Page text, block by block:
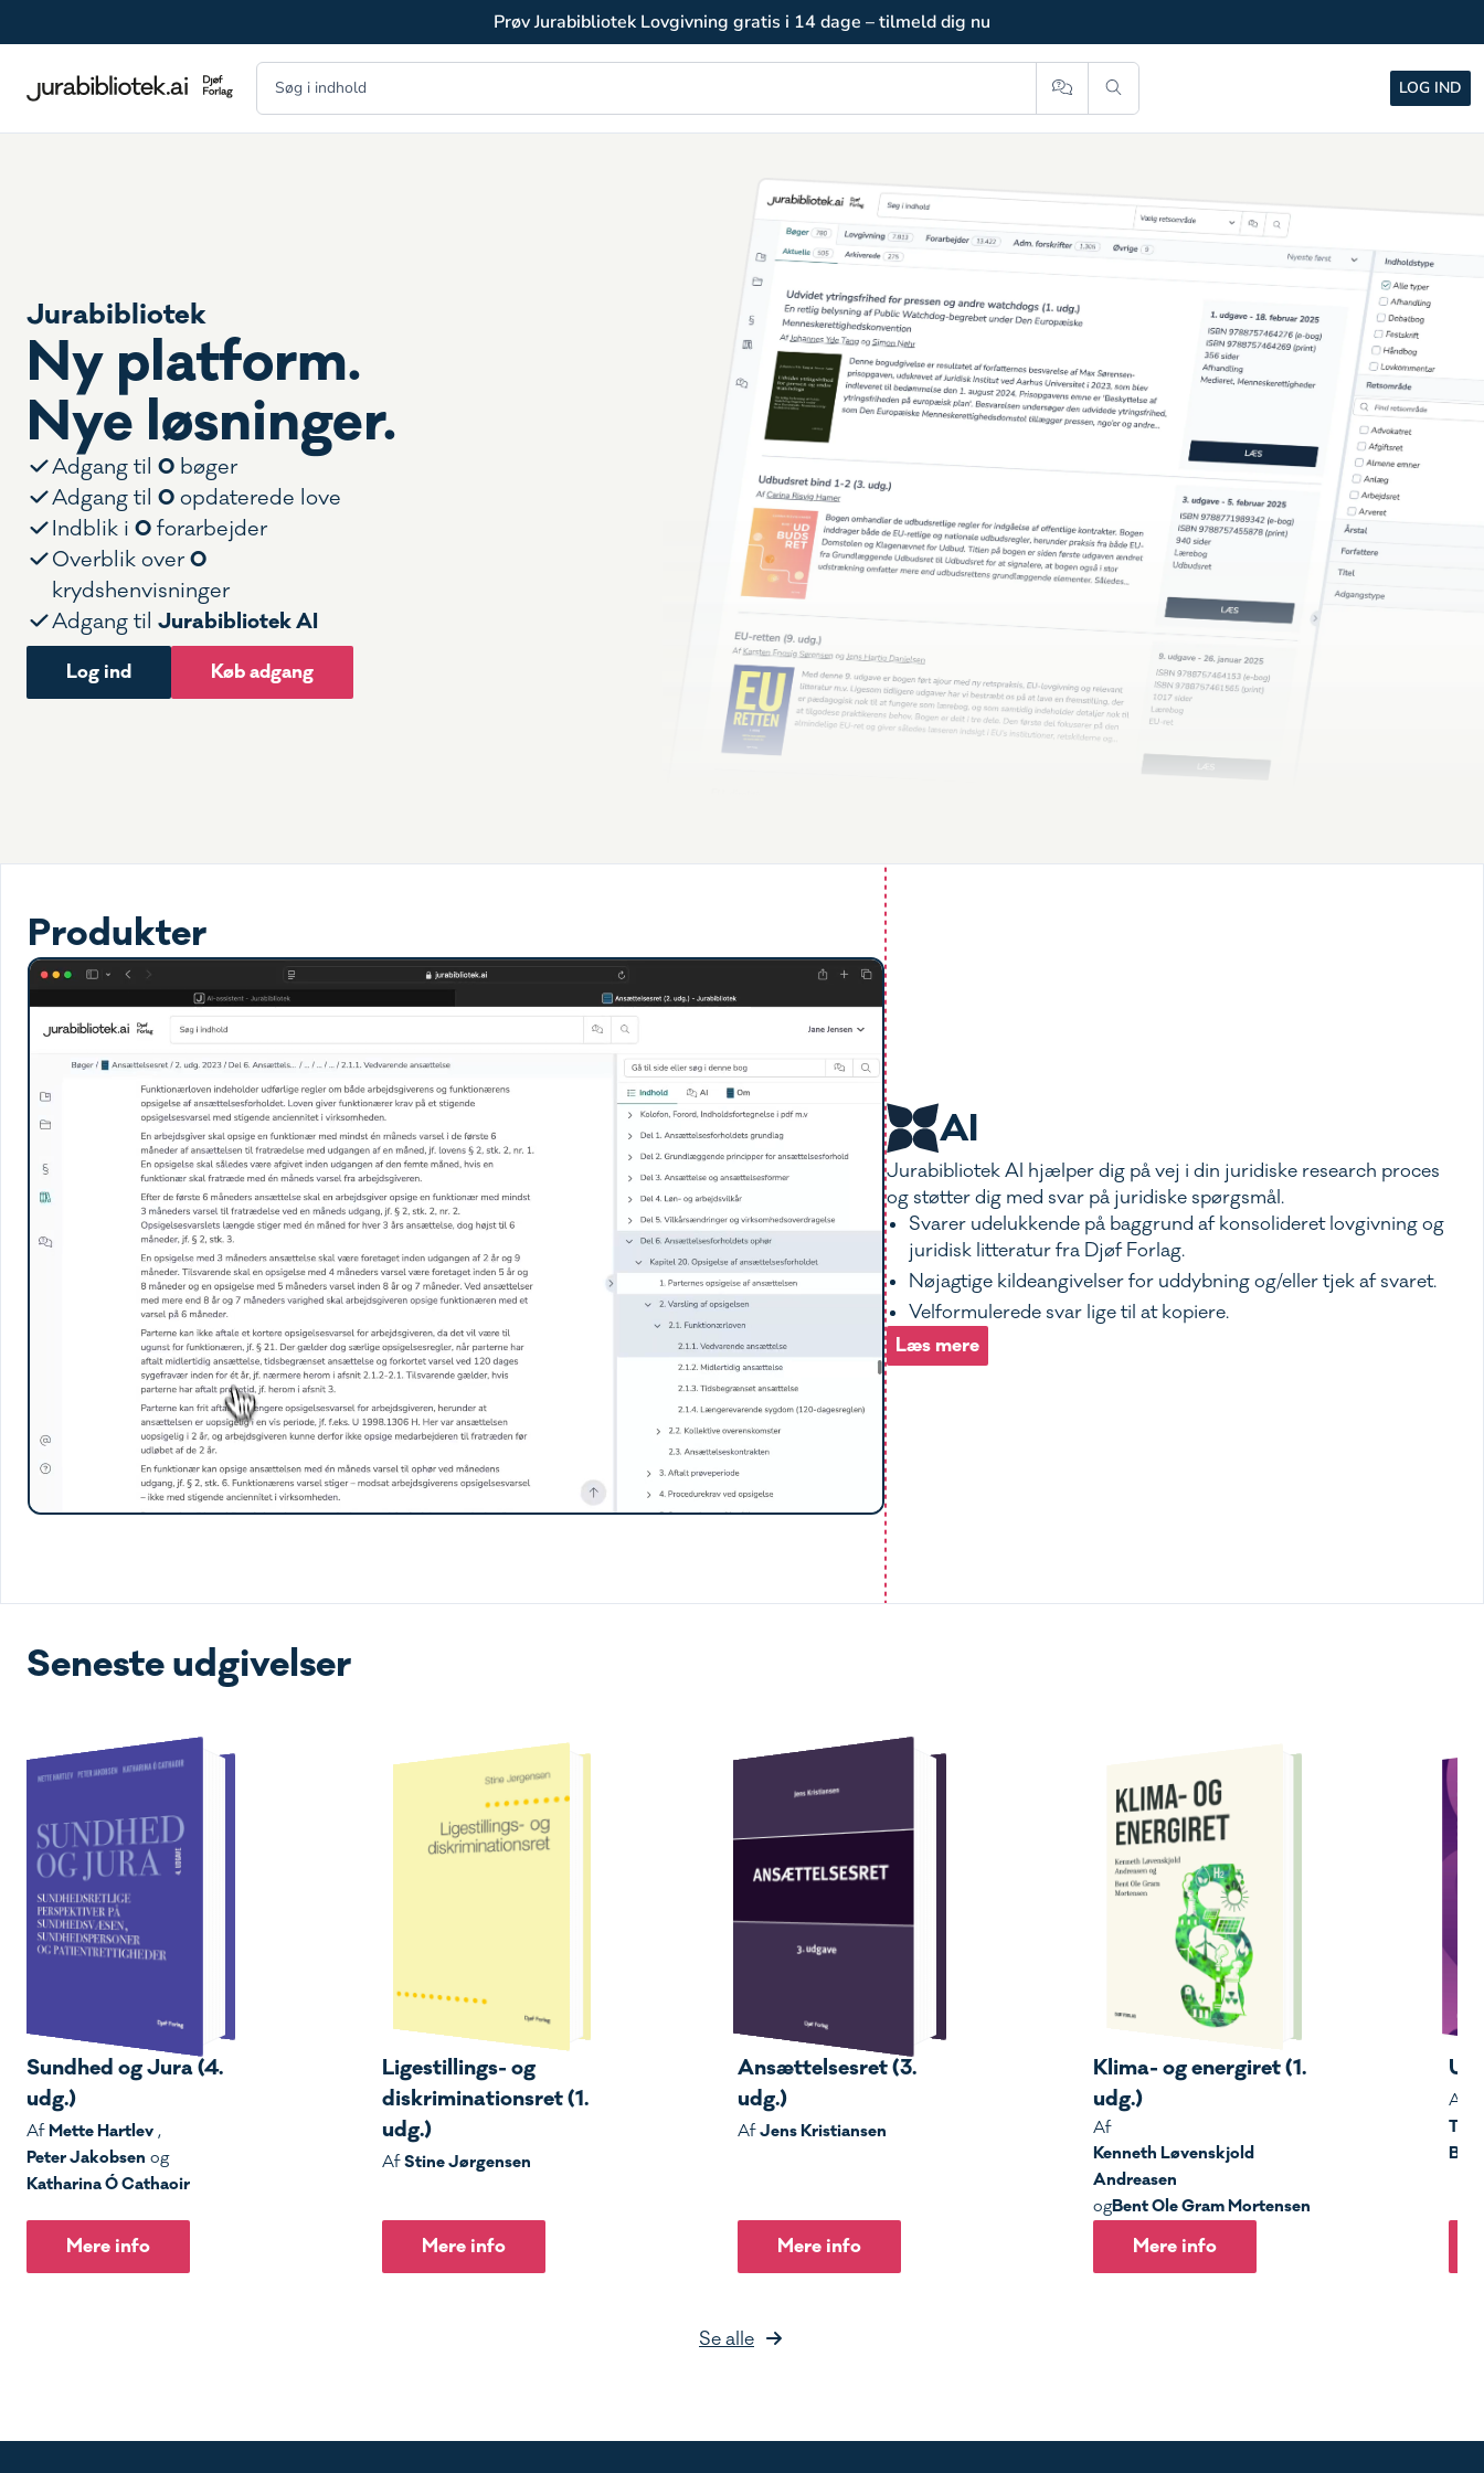
Prøv Jurabibliotek Lovgivning gratis i 14 dage – tilmeld dig nu
LOG IND
Jurabibliotek
Ny platform.
Nye løsninger.
Adgang til 0bøger
Adgang til 0opdaterede love
Indblik i 0forarbejder
Overblik over 0
krydshenvisninger
Adgang til Jurabibliotek AI
Log ind Køb adgang
Produkter
AI
Jurabibliotek AI hjælper dig på vej i din juridiske research proces
og støtter dig med svar på juridiske spørgsmål.
Svarer udelukkende på baggrund af konsolideret lovgivning og
juridisk litteratur fra Djøf Forlag.
Nøjagtige kildeangivelser for uddybning og/eller tjek af svaret.
Velformulerede svar lige til at kopiere.
Læs mere
Seneste udgivelser
Sundhed og Jura (4.
udg.)
AfMette Hartlev ,
Peter Jakobsen og
Katharina Ó Cathaoir
Mere info
Ligestillings- og
diskriminationsret (1.
udg.)
AfStine Jørgensen
Mere info
Ansættelsesret (3.
udg.)
AfJens Kristiansen
Mere info
Klima- og energiret (1.
udg.)
Af
Kenneth Løvenskjold
Andreasen
ogBent Ole Gram Mortensen
Mere info
Af
Se alle